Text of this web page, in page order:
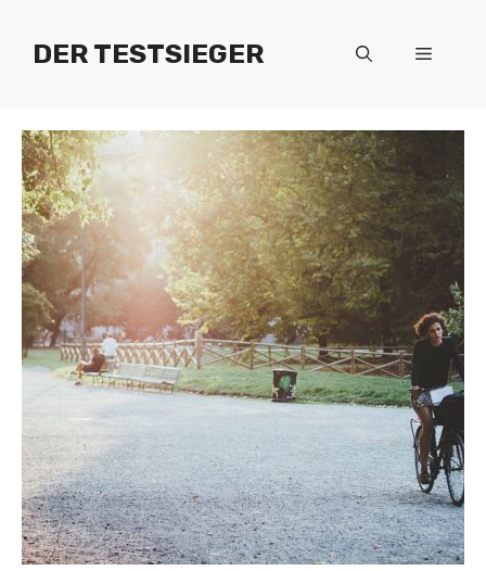
Inhalt
springenDER TESTSIEGER Menü